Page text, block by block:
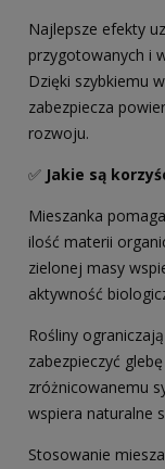
Najlepsze efekty
przygotowanych i
Dzięki szybkiemu
zabezpiecza
rozwoju.
✅ Jakie są
Mieszanka
ilość materii
zielonej masy
aktywność
Rośliny
zabezpieczyć
zróżnicowanemu
wspiera naturalne
Stosowanie